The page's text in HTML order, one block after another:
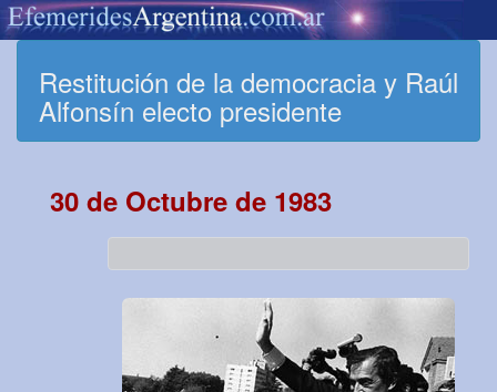
Restitución de la democracia y Raúl
Alfonsín electo presidente
30 de Octubre de 1983